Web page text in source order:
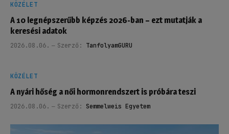
KÖZÉLET
A 10 legnépszerűbb képzés 2026-ban – ezt mutatják a
keresési adatok
2026.08.06. Szerző: TanfolyamGURU
KÖZÉLET
A nyári hőség a női hormonrendszert is próbára teszi
2026.08.06. Szerző: Semmelweis Egyetem